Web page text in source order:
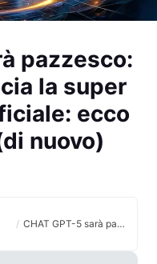
pazzesco:
la super
ecco
nuovo)
/ CHAT GPT-5 sarà pazzesco: Sam Altman lancia la super intelligenza artificiale: ecco cosa cambia (di nuovo)